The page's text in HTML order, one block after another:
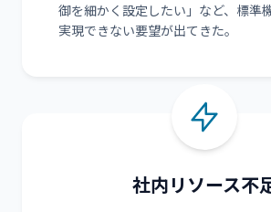
御を細かく設定したい」など、標準
実現できない要望が出てきた。
社内リソース不